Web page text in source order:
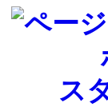
ス